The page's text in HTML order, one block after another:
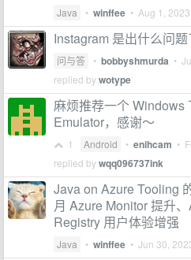
Java • winffee • Aug 1, 2023
Instagram 是出什么问题
问与答 • bobbyshmurda •
replied bywotype
麻烦推荐一个 Windows
Emulator，感谢～
1 Android • enihcam •
replied bywqq096737ink
Java on Azure Tooling
月 Azure Monitor 提升
Registry 用户体验增强
Java • winffee • Jun 30,